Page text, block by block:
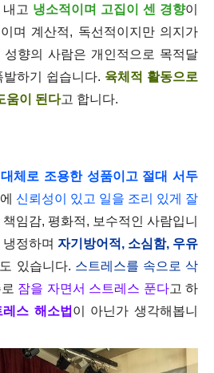
고 냉소적이며 고집이 센 경향이
며 계산적, 독선적이지만 의지가
향의 사람은 개인적으로 목적달
하기 쉽습니다. 육체적 활동으로
움이 된다고 합니다.
대체로 조용한 성품이고 절대 서두
신뢰성이 있고 일을 조리 있게 잘
임감, 평화적, 보수적인 사람입니
정하며 자기방어적, 소심함, 우유
있습니다. 스트레스를 속으로 삭
잠을 자면서 스트레스 푼다고 하
스 해소법 이 아닌가 생각해봅니